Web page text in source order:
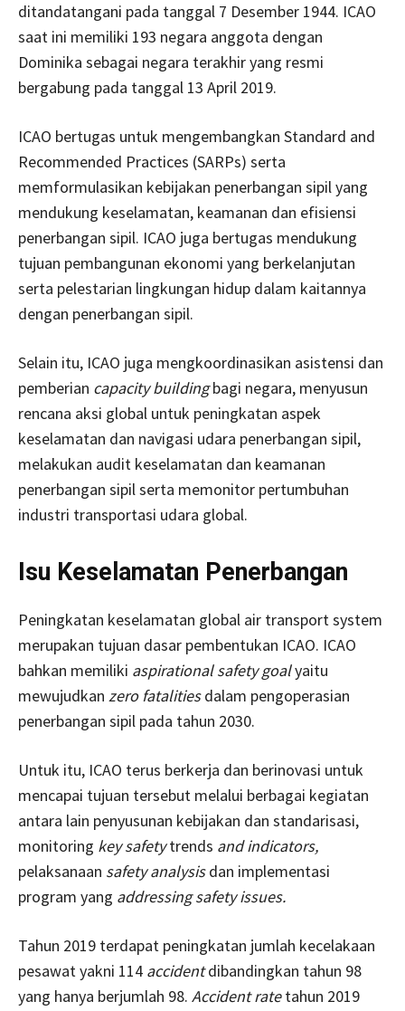
ditandatangani pada tanggal 7 Desember 1944. ICAO
saat ini memiliki 193 negara anggota dengan
Dominika sebagai negara terakhir yang resmi
bergabung pada tanggal 13 April 2019.
ICAO bertugas untuk mengembangkan Standard and
Recommended Practices (SARPs) serta
memformulasikan kebijakan penerbangan sipil yang
mendukung keselamatan, keamanan dan efisiensi
penerbangan sipil. ICAO juga bertugas mendukung
tujuan pembangunan ekonomi yang berkelanjutan
serta pelestarian lingkungan hidup dalam kaitannya
dengan penerbangan sipil.
Selain itu, ICAO juga mengkoordinasikan asistensi dan
pemberian capacity buildingbagi negara, menyusun
rencana aksi global untuk peningkatan aspek
keselamatan dan navigasi udara penerbangan sipil,
melakukan audit keselamatan dan keamanan
penerbangan sipil serta memonitor pertumbuhan
industri transportasi udara global.
Isu Keselamatan Penerbangan
Peningkatan keselamatan global air transport system
merupakan tujuan dasar pembentukan ICAO. ICAO
bahkan memiliki aspirational safety goalyaitu
mewujudkan zero fatalitiesdalam pengoperasian
penerbangan sipil pada tahun 2030.
Untuk itu, ICAO terus berkerja dan berinovasi untuk
mencapai tujuan tersebut melalui berbagai kegiatan
antara lain penyusunan kebijakan dan standarisasi,
monitoring key safetytrends and indicators,
pelaksanaan safety analysisdan implementasi
program yang addressing safety issues.
Tahun 2019 terdapat peningkatan jumlah kecelakaan
pesawat yakni 114 accidentdibandingkan tahun 98
yang hanya berjumlah 98. Accident ratetahun 2019